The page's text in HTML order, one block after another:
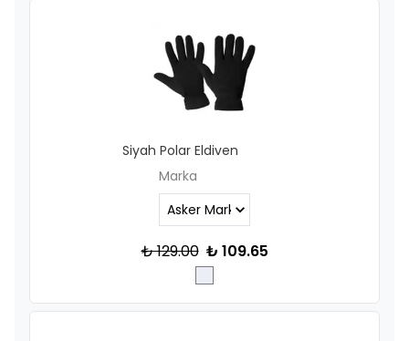
Siyah Polar Eldiven
Marka
₺ 129.00 ₺ 109.65